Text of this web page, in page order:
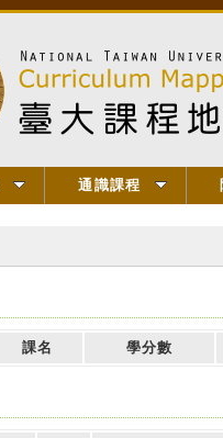
通識課程
課名 學分數